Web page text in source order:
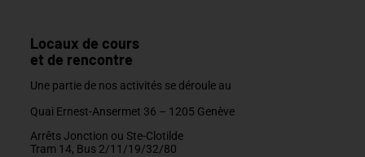
Locaux de cours
et de rencontre
Une partie de nos activités se déroule au
Quai Ernest-Ansermet 36 – 1205 Genève
Arrêts Jonction ou Ste-Clotilde
Tram 14, Bus 2/11/19/32/80